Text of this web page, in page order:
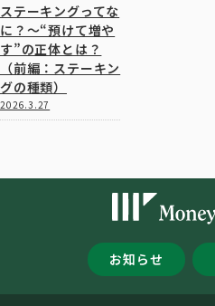
ステーキングってな
に？～“預けて増や
す”の正体とは？
（前編：ステーキン
グの種類）
2026.3.27
お知らせ